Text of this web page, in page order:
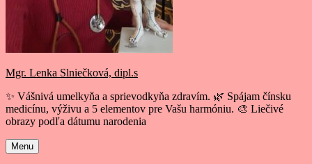
Mgr. Lenka Slniečková, dipl.s
✨ Vášnivá umelkyňa a sprievodkyňa zdravím. 🌿 Spájam čínsku
medicínu, výživu a 5 elementov pre Vašu harmóniu. 🎨 Liečivé
obrazy podľa dátumu narodenia
Menu